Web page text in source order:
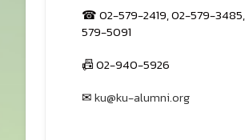
☎ 02-579-2419, 02-579-
579-5091
📠 02-940-5926
✉ku@ku-alumni.org